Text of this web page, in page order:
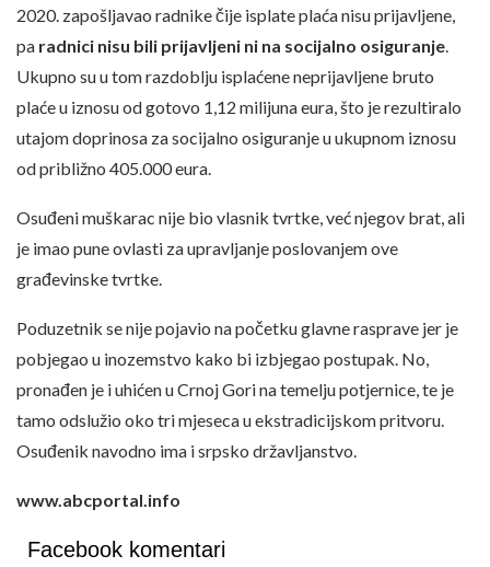
2020. zapošljavao radnike čije isplate plaća nisu prijavljene,
pa radnici nisu bili prijavljeni ni na socijalno osiguranje.
Ukupno su u tom razdoblju isplaćene neprijavljene bruto
plaće u iznosu od gotovo 1,12 milijuna eura, što je rezultiralo
utajom doprinosa za socijalno osiguranje u ukupnom iznosu
od približno 405.000 eura.
Osuđeni muškarac nije bio vlasnik tvrtke, već njegov brat, ali
je imao pune ovlasti za upravljanje poslovanjem ove
građevinske tvrtke.
Poduzetnik se nije pojavio na početku glavne rasprave jer je
pobjegao u inozemstvo kako bi izbjegao postupak. No,
pronađen je i uhićen u Crnoj Gori na temelju potjernice, te je
tamo odslužio oko tri mjeseca u ekstradicijskom pritvoru.
Osuđenik navodno ima i srpsko državljanstvo.
www.abcportal.info
Facebook komentari